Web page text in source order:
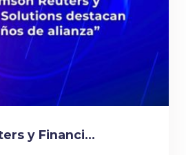
y Financi...